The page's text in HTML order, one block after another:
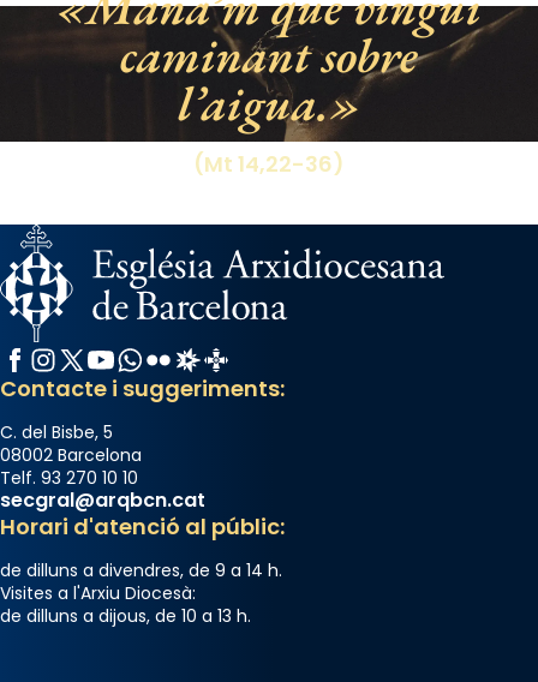
Santes a Mataró»🥵.
Photo
Share
caminant sobre
l’aigua.
(Mt 14,22-36)
Facebook
Instagram
X / Twitter
YouTube
WhatsApp
FlickrRadio Estel
Catalunya Cristiana
Contacte i suggeriments:
C. del Bisbe, 5
08002 Barcelona
Telf. 93 270 10 10
secgral@arqbcn.cat
Horari d'atenció al públic:
de dilluns a divendres, de 9 a 14 h.
Visites a l'Arxiu Diocesà:
de dilluns a dijous, de 10 a 13 h.